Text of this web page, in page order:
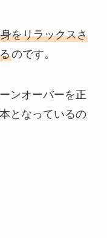
をリラックスさ
のです。
ンオーバーを正
となっているの